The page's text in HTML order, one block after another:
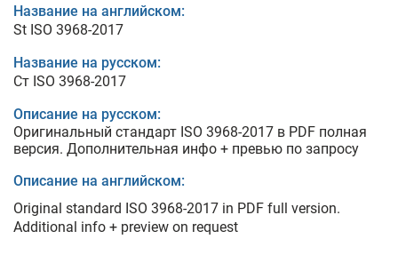
Название на английском:
St ISO 3968-2017
Название на русском:
Ст ISO 3968-2017
Описание на русском:
Оригинальный стандарт ISO 3968-2017 в PDF полная
версия. Дополнительная инфо + превью по запросу
Описание на английском:
Original standard ISO 3968-2017 in PDF full version.
Additional info + preview on request